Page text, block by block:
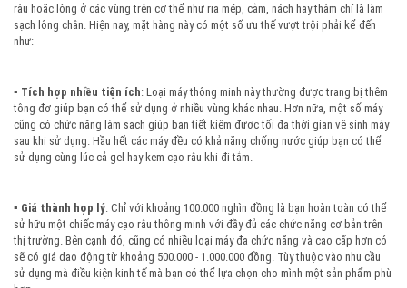
râu hoặc lông ở các vùng trên cơ thể như ria mép, cằm, nách hay thậm chí là làm
sạch lông chân. Hiện nay, mặt hàng này có một số ưu thế vượt trội phải kể đến
như:
▪️ Tích hợp nhiều tiện ích: Loại máy thông minh này thường được trang bị thêm
tông đơ giúp bạn có thể sử dụng ở nhiều vùng khác nhau. Hơn nữa, một số máy
cũng có chức năng làm sạch giúp bạn tiết kiệm được tối đa thời gian vệ sinh máy
sau khi sử dụng. Hầu hết các máy đều có khả năng chống nước giúp bạn có thể
sử dụng cùng lúc cả gel hay kem cạo râu khi đi tắm.
▪️ Giá thành hợp lý: Chỉ với khoảng 100.000 nghìn đồng là bạn hoàn toàn có thể
sử hữu một chiếc máy cạo râu thông minh với đầy đủ các chức năng cơ bản trên
thị trường. Bên cạnh đó, cũng có nhiều loại máy đa chức năng và cao cấp hơn có
sẽ có giá dao động từ khoảng 500.000 - 1.000.000 đồng. Tùy thuộc vào nhu cầu
sử dụng mà điều kiện kinh tế mà bạn có thể lựa chọn cho mình một sản phẩm phù